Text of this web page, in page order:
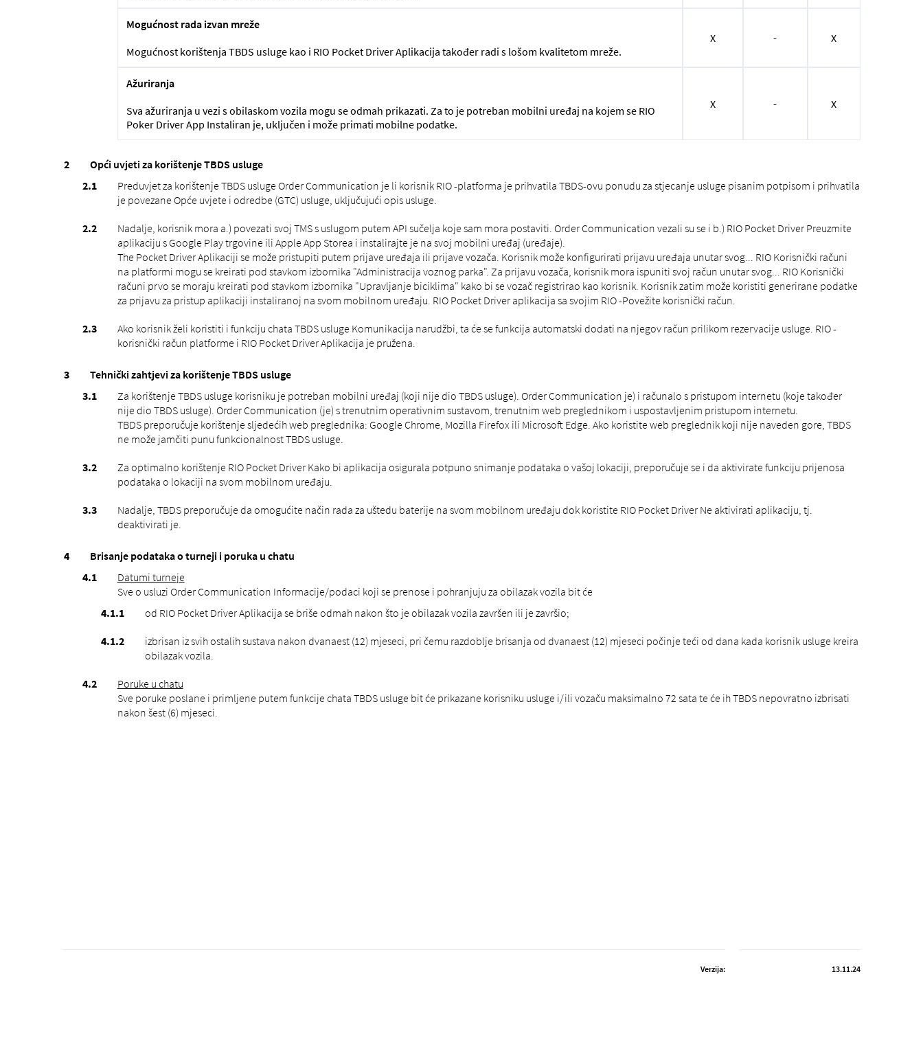
Mogućnost rada izvan mreže
Mogućnost korištenja TBDS usluge kao i RIO Pocket Driver Aplikacija također radi s lošom kvalitetom mreže.
X - X
Ažuriranja
Sva ažuriranja u vezi s obilaskom vozila mogu se odmah prikazati. Za to je potreban mobilni uređaj na kojem se RIO
Poker Driver App Instaliran je, uključen i može primati mobilne podatke.
X - X
Opći uvjeti za korištenje TBDS usluge
Preduvjet za korištenje TBDS usluge Order Communication je li korisnik RIO -platforma je prihvatila TBDS-ovu ponudu za stjecanje usluge pisanim potpisom i prihvatila
je povezane Opće uvjete i odredbe (GTC) usluge, uključujući opis usluge.
Nadalje, korisnik mora a.) povezati svoj TMS s uslugom putem API sučelja koje sam mora postaviti. Order Communication vezali su se i b.) RIO Pocket Driver Preuzmite
aplikaciju s Google Play trgovine ili Apple App Storea i instalirajte je na svoj mobilni uređaj (uređaje).
The Pocket Driver Aplikaciji se može pristupiti putem prijave uređaja ili prijave vozača. Korisnik može konfigurirati prijavu uređaja unutar svog... RIO Korisnički računi
na platformi mogu se kreirati pod stavkom izbornika "Administracija voznog parka". Za prijavu vozača, korisnik mora ispuniti svoj račun unutar svog... RIO Korisnički
računi prvo se moraju kreirati pod stavkom izbornika "Upravljanje biciklima" kako bi se vozač registrirao kao korisnik. Korisnik zatim može koristiti generirane podatke
za prijavu za pristup aplikaciji instaliranoj na svom mobilnom uređaju. RIO Pocket Driver aplikacija sa svojim RIO -Povežite korisnički račun.
Ako korisnik želi koristiti i funkciju chata TBDS usluge Komunikacija narudžbi, ta će se funkcija automatski dodati na njegov račun prilikom rezervacije usluge. RIO -
korisnički račun platforme i RIO Pocket Driver Aplikacija je pružena.
Tehnički zahtjevi za korištenje TBDS usluge
Za korištenje TBDS usluge korisniku je potreban mobilni uređaj (koji nije dio TBDS usluge). Order Communication je) i računalo s pristupom internetu (koje također
nije dio TBDS usluge). Order Communication (je) s trenutnim operativnim sustavom, trenutnim web preglednikom i uspostavljenim pristupom internetu.
TBDS preporučuje korištenje sljedećih web preglednika: Google Chrome, Mozilla Firefox ili Microsoft Edge. Ako koristite web preglednik koji nije naveden gore, TBDS
ne može jamčiti punu funkcionalnost TBDS usluge.
Za optimalno korištenje RIO Pocket Driver Kako bi aplikacija osigurala potpuno snimanje podataka o vašoj lokaciji, preporučuje se i da aktivirate funkciju prijenosa
podataka o lokaciji na svom mobilnom uređaju.
Nadalje, TBDS preporučuje da omogućite način rada za uštedu baterije na svom mobilnom uređaju dok koristite RIO Pocket Driver Ne aktivirati aplikaciju, tj.
deaktivirati je.
Brisanje podataka o turneji i poruka u chatu
Datumi turneje
Sve o usluzi Order Communication Informacije/podaci koji se prenose i pohranjuju za obilazak vozila bit će
od RIO Pocket Driver Aplikacija se briše odmah nakon što je obilazak vozila završen ili je završio;
izbrisan iz svih ostalih sustava nakon dvanaest (12) mjeseci, pri čemu razdoblje brisanja od dvanaest (12) mjeseci počinje teći od dana kada korisnik usluge kreira
obilazak vozila.
Poruke u chatu
Sve poruke poslane i primljene putem funkcije chata TBDS usluge bit će prikazane korisniku usluge i/ili vozaču maksimalno 72 sata te će ih TBDS nepovratno izbrisati
nakon šest (6) mjeseci.
Verzija: 13.11.24